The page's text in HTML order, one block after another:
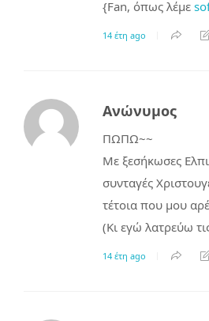
{Fan, όπως λέμε
14 έτη ago
Ανώνυμος
ΠΩΠΩ~~
Με ξεσήκωσες
συνταγές
τέτοια που μου
(Κι εγώ λατρεύω
14 έτη ago